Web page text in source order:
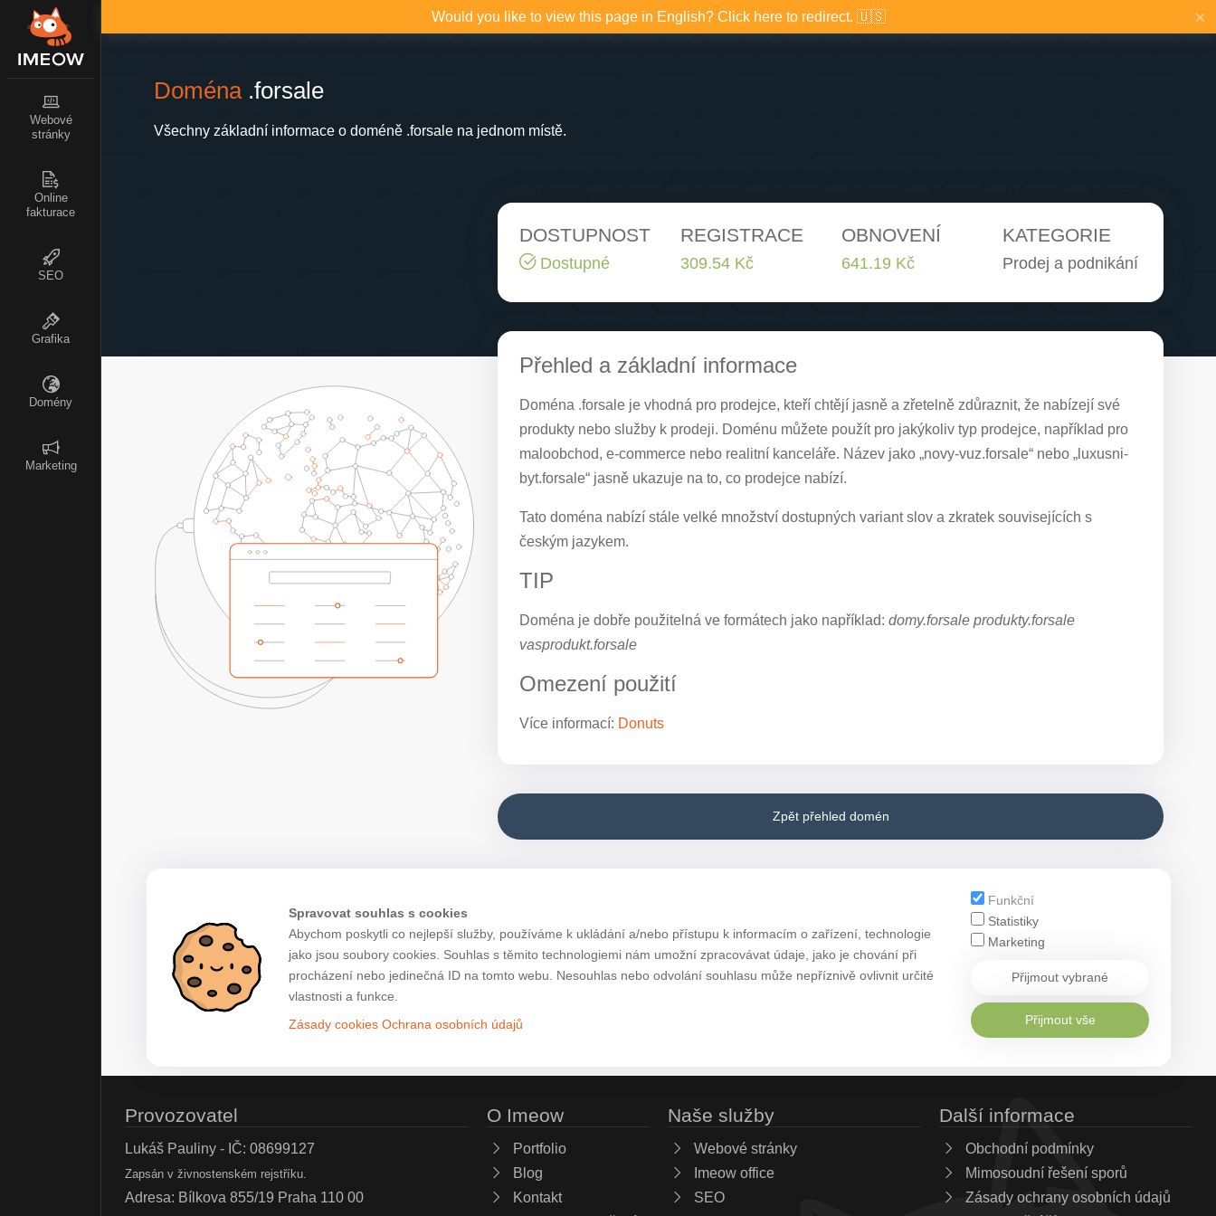
Webové
stránky
Online
fakturace
SEO
Grafika
Domény
Marketing
Would you like to view this page in English? Click here to redirect. 🇺🇸 ×
Doména.forsale
Všechny základní informace o doméně .forsale na jednom místě.
DOSTUPNOST
Dostupné
REGISTRACE
309.54 Kč
OBNOVENÍ
641.19 Kč
KATEGORIE
Prodej a podnikání
Přehled a základní informace
Doména .forsale je vhodná pro prodejce, kteří chtějí jasně a zřetelně zdůraznit, že nabízejí své
produkty nebo služby k prodeji. Doménu můžete použít pro jakýkoliv typ prodejce, například pro
maloobchod, e-commerce nebo realitní kanceláře. Název jako „novy-vuz.forsale“ nebo „luxusni-
byt.forsale“ jasně ukazuje na to, co prodejce nabízí.
Tato doména nabízí stále velké množství dostupných variant slov a zkratek souvisejících s
českým jazykem.
TIP
Doména je dobře použitelná ve formátech jako například: domy.forsale produkty.forsale
vasprodukt.forsale
Omezení použití
Více informací: Donuts
Zpět přehled domén
Spravovat souhlas s cookies
Abychom poskytli co nejlepší služby, používáme k ukládání a/nebo přístupu k informacím o zařízení, technologie
jako jsou soubory cookies. Souhlas s těmito technologiemi nám umožní zpracovávat údaje, jako je chování při
procházení nebo jedinečná ID na tomto webu. Nesouhlas nebo odvolání souhlasu může nepříznivě ovlivnit určité
vlastnosti a funkce.
Zásady cookies Ochrana osobních údajů
Funkční
Statistiky
Marketing
Přijmout vybrané
Přijmout vše
Provozovatel
Lukáš Pauliny - IČ: 08699127
Zapsán v živnostenském rejstříku.
Adresa: Bílkova 855/19 Praha 110 00
O Imeow
Portfolio
Blog
Kontakt
Naše služby
Webové stránky
Imeow office
SEO
Další informace
Obchodní podmínky
Mimosoudní řešení sporů
Zásady ochrany osobních údajů